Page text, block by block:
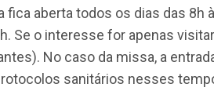
fica aberta todos os dias das 8h
Se o interesse for apenas
No caso da missa, a
sanitários nesses